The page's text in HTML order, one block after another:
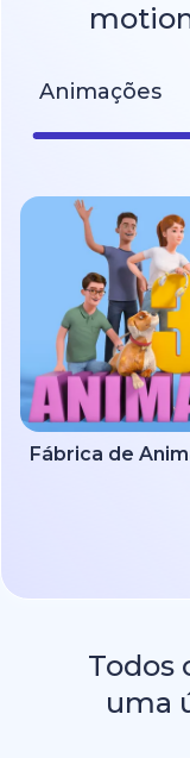
Animações
Fábrica de
Todos
uma